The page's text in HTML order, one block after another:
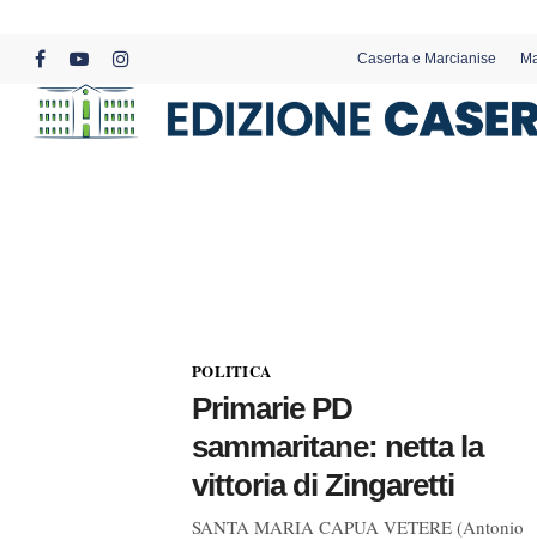
content
facebookyoutubeinstagram
Caserta e Marcianise
POLITICA
Primarie PD
sammaritane: netta la
vittoria di Zingaretti
SANTA MARIA CAPUA VETERE (Antonio